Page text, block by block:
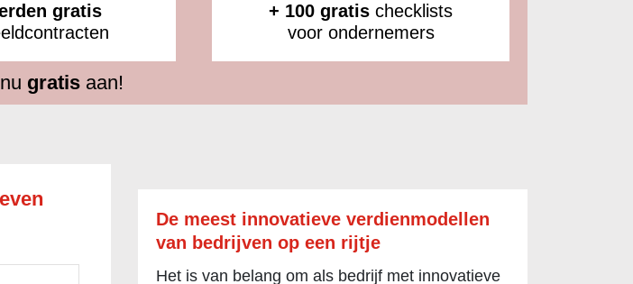
gratis
+ 100 gratis checklists
voor ondernemers
gratisaan!
De meest innovatieve verdienmodellen
van bedrijven op een rijtje
Het is van belang om als bedrijf met innovatieve